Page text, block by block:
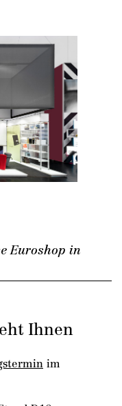
Euroshop in
Ihnen
im